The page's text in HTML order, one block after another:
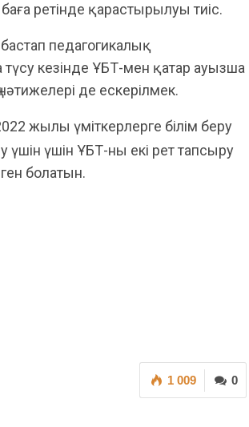
ретінде қарастырылуы тиіс.
педагогикалық
кезінде ҰБТ-мен қатар ауызша
де ескерілмек.
жылы үміткерлерге білім беру
үшін үшін ҰБТ-ны екі рет тапсыру
болатын.
0
1 009